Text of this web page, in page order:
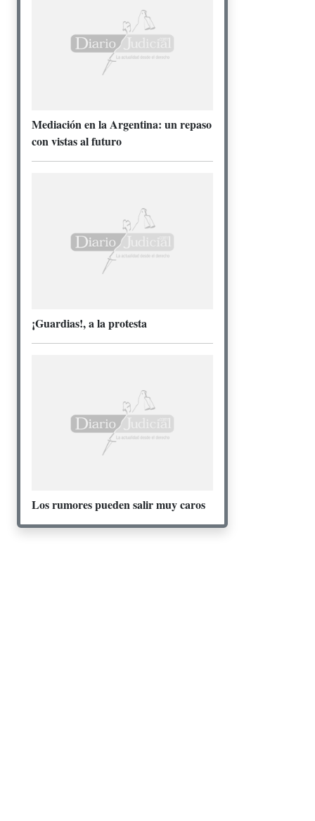
Mediación en la Argentina: un repaso
con vistas al futuro
¡Guardias!, a la protesta
Los rumores pueden salir muy caros